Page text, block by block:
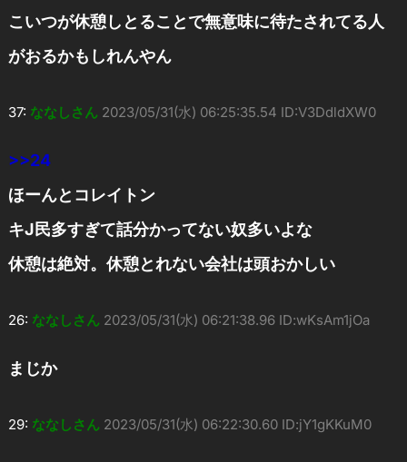
こいつが休憩しとることで無意味に待たされてる人
がおるかもしれんやん
37: ななしさん 2023/05/31(水) 06:25:35.54 ID:V3DdldXW0
>>24
ほーんとコレイトン
キJ民多すぎて話分かってない奴多いよな
休憩は絶対。休憩とれない会社は頭おかしい
26: ななしさん 2023/05/31(水) 06:21:38.96 ID:wKsAm1jOa
まじか
29: ななしさん 2023/05/31(水) 06:22:30.60 ID:jY1gKKuM0